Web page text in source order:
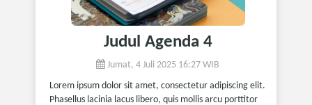
Judul Agenda 4
Jumat, 4 Juli 2025 16:27 WIB
Lorem ipsum dolor sit amet, consectetur adipiscing elit.
Phasellus lacinia lacus libero, quis mollis arcu porttitor